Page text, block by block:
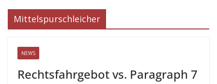
Mittelspurschleicher
NEWS
Rechtsfahrgebot vs. Paragraph 7